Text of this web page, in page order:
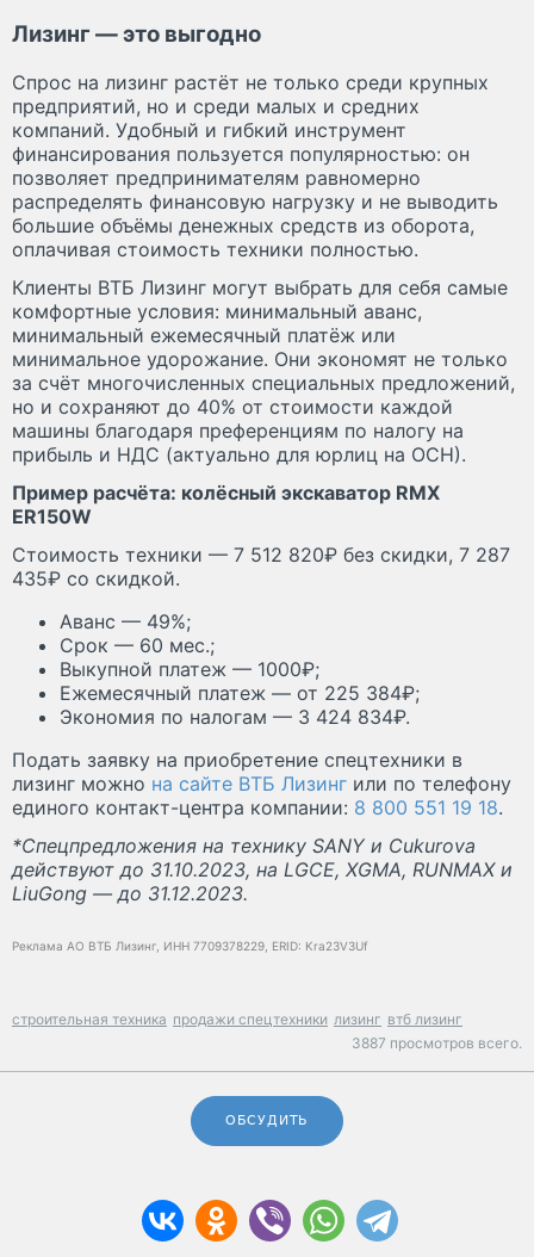
Лизинг — это выгодно
Спрос на лизинг растёт не только среди крупных
предприятий, но и среди малых и средних
компаний. Удобный и гибкий инструмент
финансирования пользуется популярностью: он
позволяет предпринимателям равномерно
распределять финансовую нагрузку и не выводить
большие объёмы денежных средств из оборота,
оплачивая стоимость техники полностью.
Клиенты ВТБ Лизинг могут выбрать для себя самые
комфортные условия: минимальный аванс,
минимальный ежемесячный платёж или
минимальное удорожание. Они экономят не только
за счёт многочисленных специальных предложений,
но и сохраняют до 40% от стоимости каждой
машины благодаря преференциям по налогу на
прибыль и НДС (актуально для юрлиц на ОСН).
Пример расчёта: колёсный экскаватор RMX
ER150W
Стоимость техники — 7 512 820₽ без скидки, 7 287
435₽ со скидкой.
Аванс — 49%;
Срок — 60 мес.;
Выкупной платеж — 1000₽;
Ежемесячный платеж — от 225 384₽;
Экономия по налогам — 3 424 834₽.
Подать заявку на приобретение спецтехники в
лизинг можно на сайте ВТБ Лизинг или по телефону
единого контакт-центра компании: 8 800 551 19 18.
*Спецпредложения на технику SANY и Cukurova
действуют до 31.10.2023, на LGCE, XGMA, RUNMAX и
LiuGong — до 31.12.2023.
Реклама АО ВТБ Лизинг, ИНН 7709378229, ERID: Kra23V3Uf
строительная техника продажи спецтехники лизинг втб лизинг
3887 просмотров всего.
ОБСУДИТЬ